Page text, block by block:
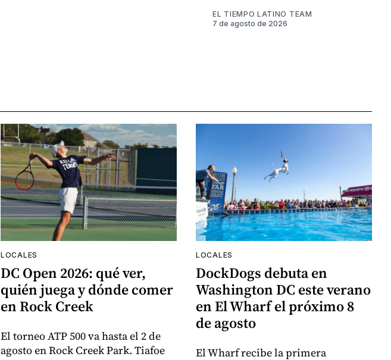
EL TIEMPO LATINO TEAM
7 de agosto de 2026
LOCALES
DC Open 2026: qué ver,
quién juega y dónde comer
en Rock Creek
El torneo ATP 500 va hasta el 2 de
agosto en Rock Creek Park. Tiafoe
LOCALES
DockDogs debuta en
Washington DC este verano
en El Wharf el próximo 8
de agosto
El Wharf recibe la primera